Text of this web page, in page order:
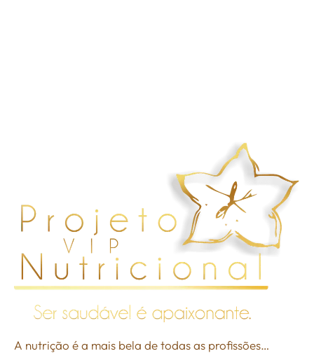
A nutrição é a mais bela de todas as profissões…